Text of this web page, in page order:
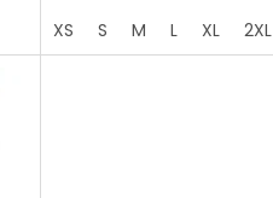
XS
S M L XL 2XL